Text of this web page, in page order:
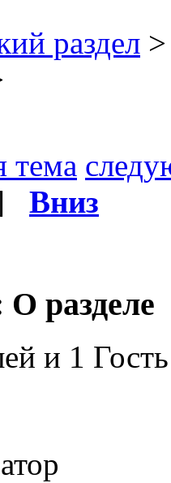
раздел >
тема
Вниз
разделе
и 1